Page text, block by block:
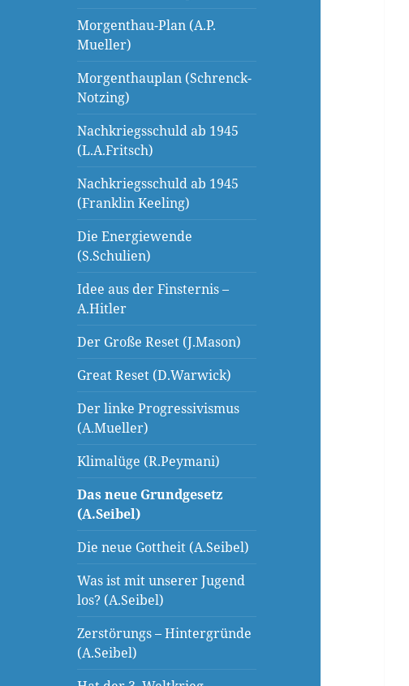
Morgenthau-Plan (A.P.
Mueller)
Morgenthauplan (Schrenck-
Notzing)
Nachkriegsschuld ab 1945
(L.A.Fritsch)
Nachkriegsschuld ab 1945
(Franklin Keeling)
Die Energiewende
(S.Schulien)
Idee aus der Finsternis –
A.Hitler
Der Große Reset (J.Mason)
Great Reset (D.Warwick)
Der linke Progressivismus
(A.Mueller)
Klimalüge (R.Peymani)
Das neue Grundgesetz
(A.Seibel)
Die neue Gottheit (A.Seibel)
Was ist mit unserer Jugend
los? (A.Seibel)
Zerstörungs – Hintergründe
(A.Seibel)